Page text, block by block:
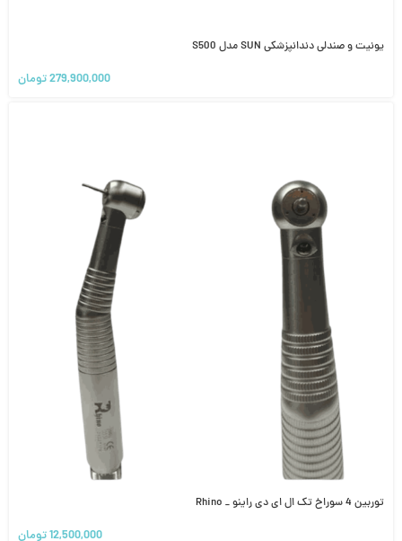
یونیت و صندلی دندانپزشکی SUN مدل S500
279,900,000تومان
توربین 4 سوراخ تک ال ای دی راینو _ Rhino
12,500,000تومان